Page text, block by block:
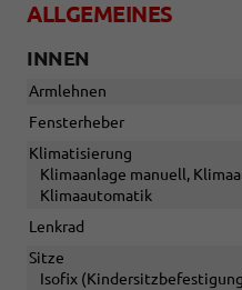
ALLGEMEINES
INNEN
Armlehnen
Fensterheber
Klimatisierung
Klimaanlage manuell,
Klimaautomatik
Lenkrad
Sitze
Isofix